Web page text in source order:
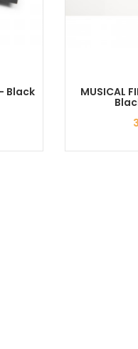
Black MUSICAL